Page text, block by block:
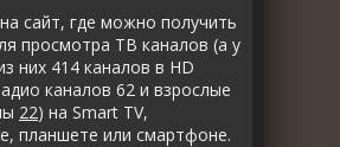
сайт, где можно получить
просмотра ТВ каналов (а у
них 414 каналов в HD
каналов 62 и взрослые
22) на Smart TV,
планшете или смартфоне.